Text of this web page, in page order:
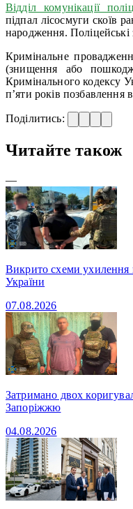
Відділ комунікації
підпал лісосмуги скоїв
народження. Поліцейські
Кримінальне
(знищення або
Кримінального кодексу
п’яти років позбавлення
Поділитись:
Читайте також
—
Викрито схеми ухилення
України
07.08.2026
Затримано двох
Запоріжжю
04.08.2026